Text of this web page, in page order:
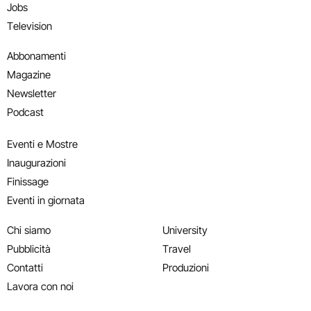
Jobs
Television
Abbonamenti
Magazine
Newsletter
Podcast
Eventi e Mostre
Inaugurazioni
Finissage
Eventi in giornata
Chi siamo
Pubblicità
Contatti
Lavora con noi
University
Travel
Produzioni